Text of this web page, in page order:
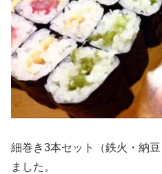
細巻き3本セット（鉄火・納
ました。